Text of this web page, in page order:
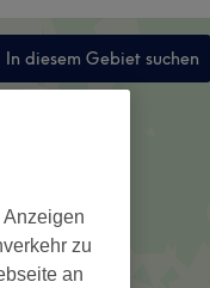
In diesem Gebiet suchen
,
zu
an